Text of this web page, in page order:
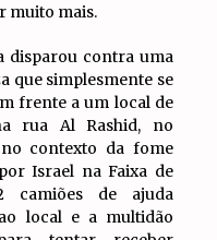
muito mais.
disparou contra uma
que simplesmente se
frente a um local de
rua Al Rashid, no
contexto da fome
Israel na Faixa de
camiões de ajuda
local e a multidão